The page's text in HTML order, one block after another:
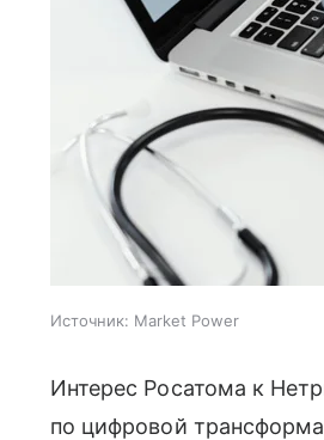
Источник: Market Power
Интерес Росатома к
по цифровой